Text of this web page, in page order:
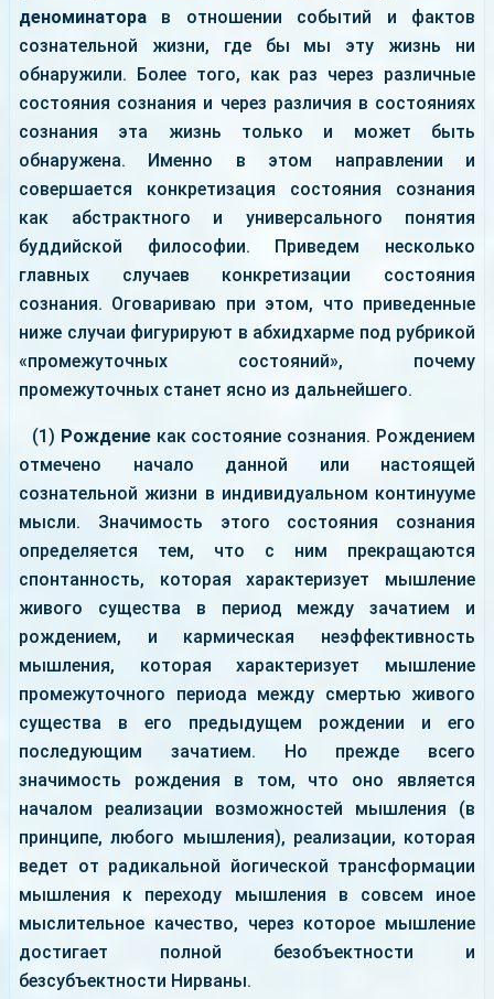
деноминатора в отношении событий и фактов
сознательной жизни, где бы мы эту жизнь ни
обнаружили. Более того, как раз через различные
состояния сознания и через различия в состояниях
сознания эта жизнь только и может быть
обнаружена. Именно в этом направлении и
совершается конкретизация состояния сознания
как абстрактного и универсального понятия
буддийской философии. Приведем несколько
главных случаев конкретизации состояния
сознания. Оговариваю при этом, что приведенные
ниже случаи фигурируют в абхидхарме под рубрикой
«промежуточных состояний», почему
промежуточных станет ясно из дальнейшего.
(1) Рождениекак состояние сознания. Рождением
отмечено начало данной или настоящей
сознательной жизни в индивидуальном континууме
мысли. Значимость этого состояния сознания
определяется тем, что с ним прекращаются
спонтанность, которая характеризует мышление
живого существа в период между зачатием и
рождением, и кармическая неэффективность
мышления, которая характеризует мышление
промежуточного периода между смертью живого
существа в его предыдущем рождении и его
последующим зачатием. Но прежде всего
значимость рождения в том, что оно является
началом реализации возможностей мышления (в
принципе, любого мышления), реализации, которая
ведет от радикальной йогической трансформации
мышления к переходу мышления в совсем иное
мыслительное качество, через которое мышление
достигает полной безобъектности и
безсубъектности Нирваны.